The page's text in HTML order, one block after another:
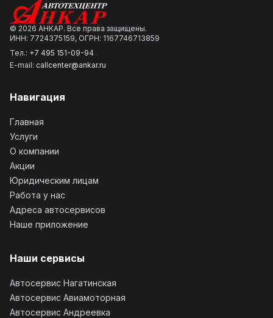
© 2026 АНКАР. Все права защищены.
ИНН: 7724375159, ОГРН: 1167746713859
Тел.: +7 495 151-09-94
E-mail: callcenter@ankar.ru
Навигация
Главная
Услуги
О компании
Акции
Юридическим лицам
Работа у нас
Адреса автосервисов
Наше приложение
Наши сервисы
Автосервис Нагатинская
Автосервис Авиамоторная
Автосервис Андреевка